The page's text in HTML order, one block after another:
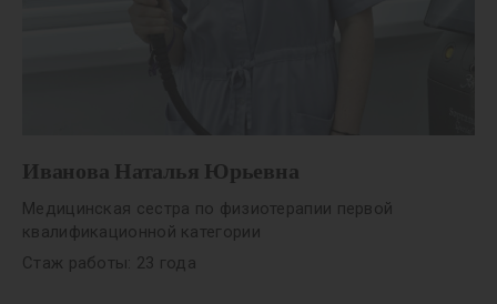
Иванова Наталья Юрьевна
Медицинская сестра по физиотерапии первой
квалификационной категории
Стаж работы: 23 года